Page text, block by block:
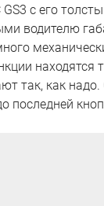
GS3 с его
водителю
находятся
так, как
последней